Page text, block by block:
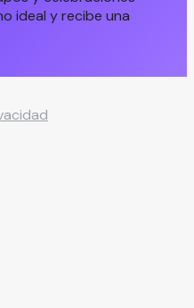
ideal y recibe una